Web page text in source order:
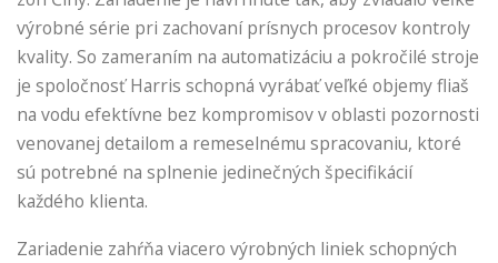
výrobné série pri zachovaní prísnych procesov kontroly
kvality. So zameraním na automatizáciu a pokročilé stroje
je spoločnosť Harris schopná vyrábať veľké objemy fliaš
na vodu efektívne bez kompromisov v oblasti pozornosti
venovanej detailom a remeselnému spracovaniu, ktoré
sú potrebné na splnenie jedinečných špecifikácií
každého klienta.
Zariadenie zahŕňa viacero výrobných liniek schopných